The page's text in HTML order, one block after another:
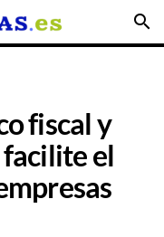
search
fiscal y
el